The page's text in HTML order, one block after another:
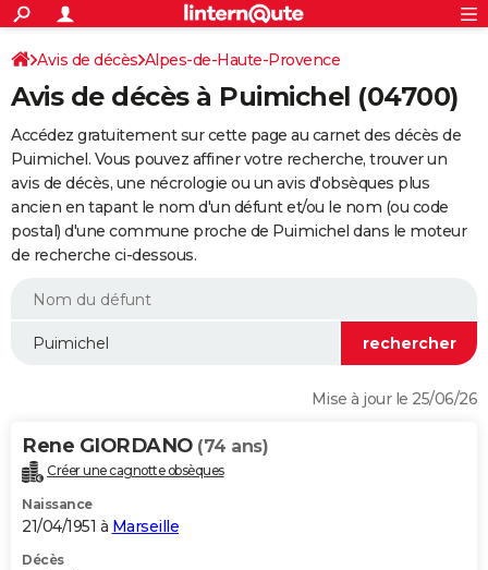
ACTUALITÉS
Politique
Société
Faits Divers
Education
Monde
Villes
+
SPORT
Coupe du monde 2026
Football
Tennis
Cyclisme
Rugby
Forum
Programme TV
TNT
Streaming
Cinéma
Sorties cinéma
Musique
+
FINANCE
Retraite
Impôts
Epargne
Immobilier
Risques naturels par ville
Banque
Assurance
Crédit
AUTO
Essais
Réserver un essai
Citadines
Berlines
SUV
Forum auto
+
HIGH-TECH
BRICOLAGE
WEEK-END
Alimentation
Guide de la santé
Maladies
Médicaments
Sommeil
VOYAGE
Destinations
City break
Voyage nature
Voyage de noces
Forum
Climat
+PHOTO
GUIDES D'ACHAT
S'inscrire
Connexion
Avis de décès Alpes-de-Haute-Provence
Avis de décès à Puimichel (04700)
Accédez gratuitement sur cette page au carnet des décès de
Puimichel. Vous pouvez affiner votre recherche, trouver un
avis de décès, une nécrologie ou un avis d'obsèques plus
ancien en tapant le nom d'un défunt et/ou le nom (ou code
postal) d'une commune proche de Puimichel dans le moteur
de recherche ci-dessous.
Mise à jour le 25/06/26
Rene GIORDANO (74 ans)
Créer une cagnotte obsèques
Naissance
21/04/1951 à Marseille
Décès